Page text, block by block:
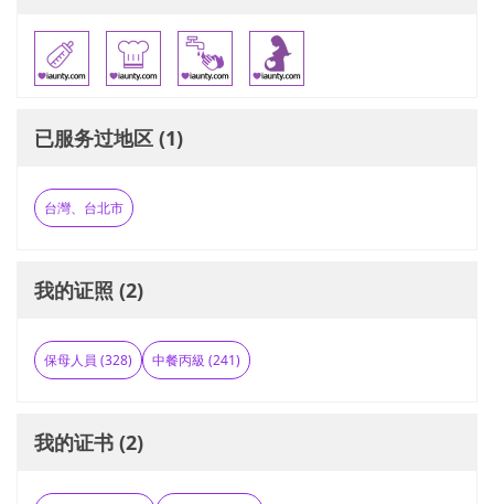
已服务过地区 (1)
台灣、台北市
我的证照 (2)
保母人員 (328) 中餐丙級 (241)
我的证书 (2)